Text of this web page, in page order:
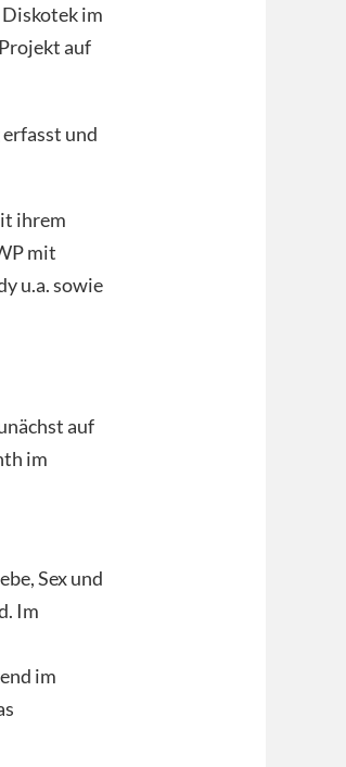
im
auf
und
ihrem
mit
u.a. sowie
auf
im
Sex und
Im
im